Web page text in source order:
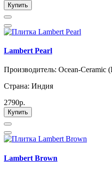
Купить
Lambert Pearl
Производитель: Ocean-Ceramic
Страна: Индия
2790р.
Купить
Lambert Brown